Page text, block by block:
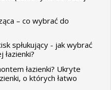
– co wybrać do
spłukujący - jak wybrać
łazienki? Ukryte
o których łatwo